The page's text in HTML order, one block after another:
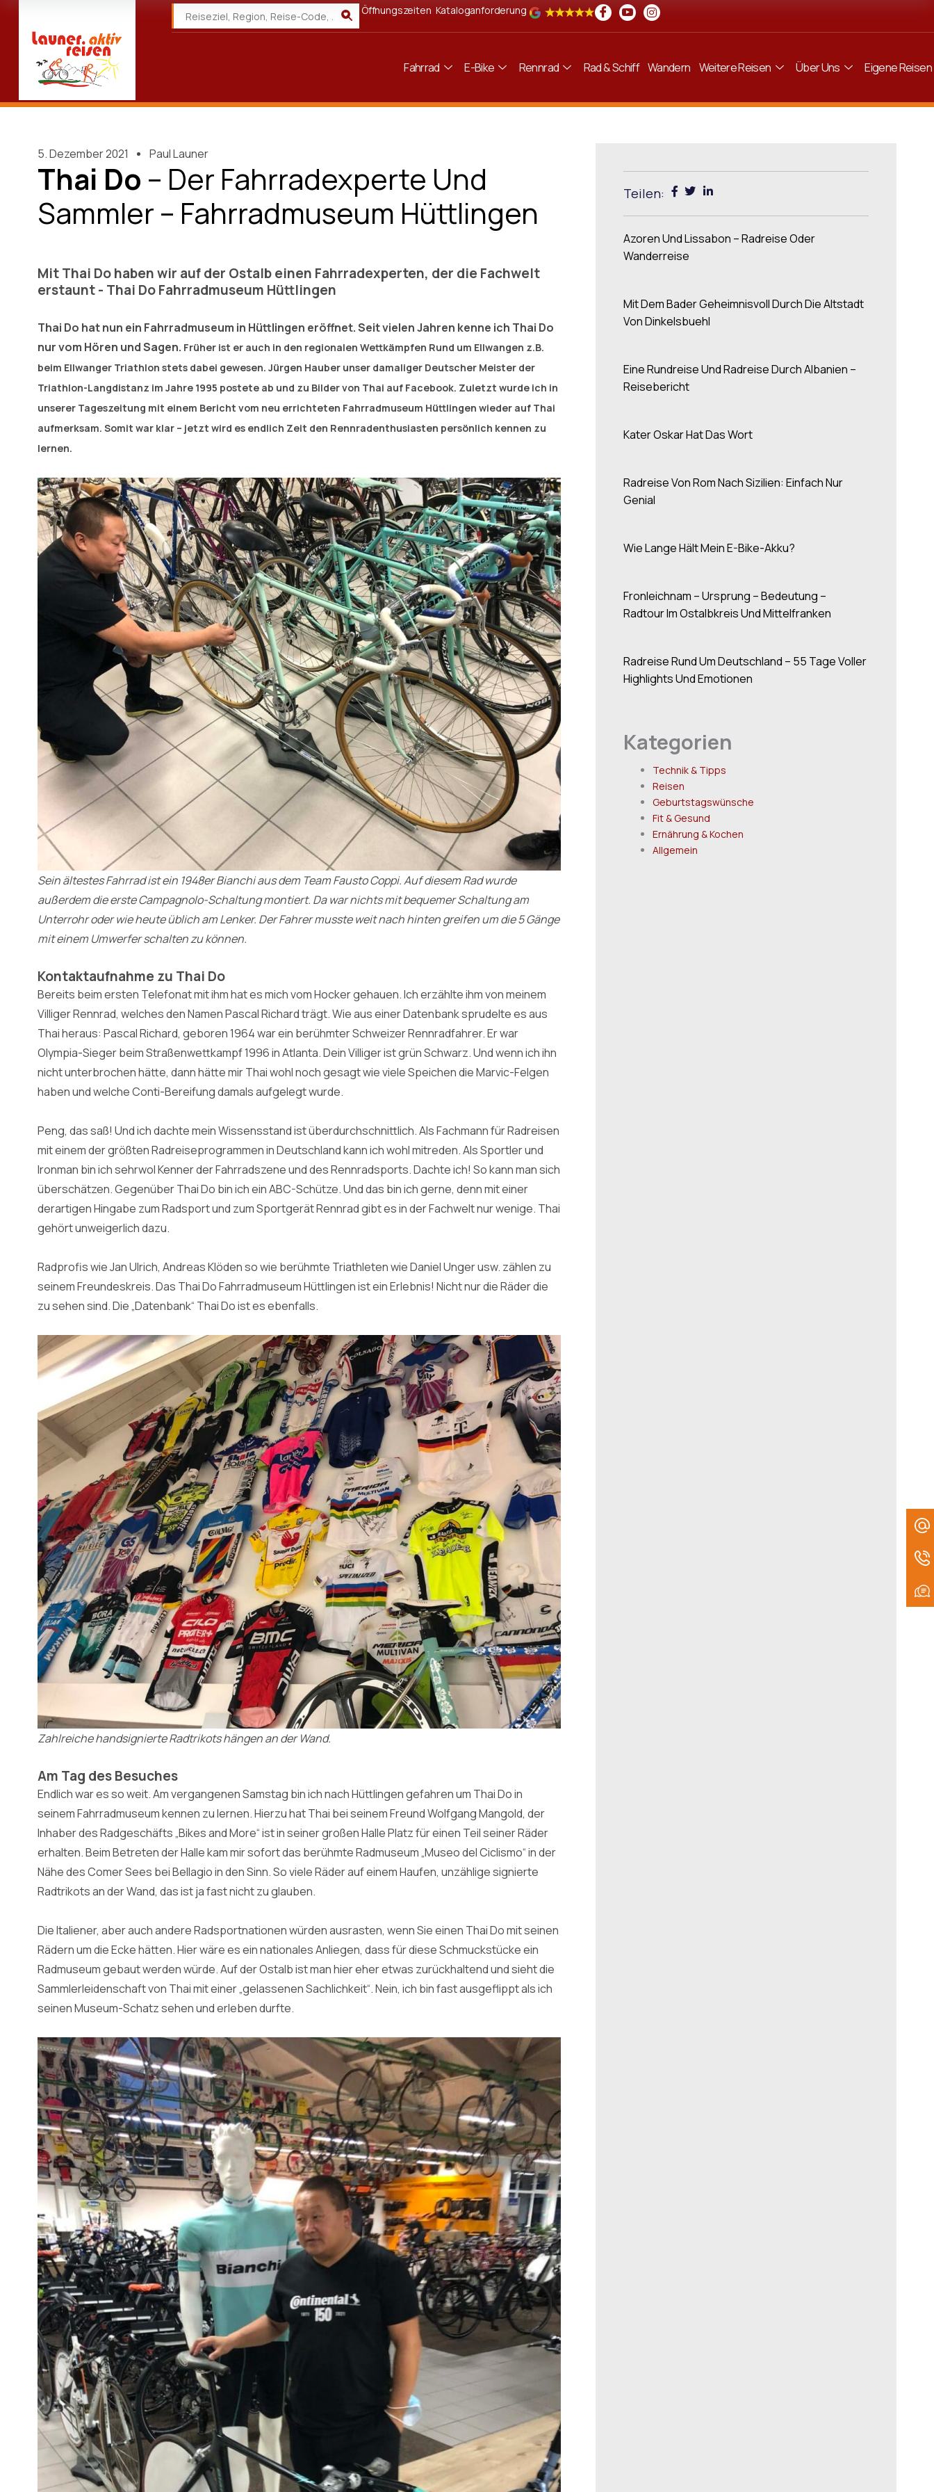
Öffnungszeiten Kataloganforderung
Fahrrad E-Bike Rennrad Rad & Schiff Wandern Weitere Reisen Über Uns Eigene Reisen
5. Dezember 2021 Paul Launer
Thai Do – Der Fahrradexperte Und
Sammler – Fahrradmuseum Hüttlingen
Mit Thai Do haben wir auf der Ostalb einen Fahrradexperten, der die Fachwelt
erstaunt - Thai Do Fahrradmuseum Hüttlingen
Thai Do hat nun ein Fahrradmuseum in Hüttlingen eröffnet.Seit vielen Jahren kenne ich Thai Do
nur vom Hören und Sagen. Früher ist er auch in den regionalen Wettkämpfen Rund um Ellwangen z.B.
beim Ellwanger Triathlon stets dabei gewesen. Jürgen Hauber unser damaliger Deutscher Meister der
Triathlon-Langdistanz im Jahre 1995 postete ab und zu Bilder von Thai auf Facebook. Zuletzt wurde ich in
unserer Tageszeitung mit einem Bericht vom neu errichteten Fahrradmuseum Hüttlingen wieder auf Thai
aufmerksam. Somit war klar – jetzt wird es endlich Zeit den Rennradenthusiasten persönlich kennen zu
lernen.
Sein ältestes Fahrrad ist ein 1948er Bianchi aus dem Team Fausto Coppi. Auf diesem Rad wurde
außerdem die erste Campagnolo-Schaltung montiert. Da war nichts mit bequemer Schaltung am
Unterrohr oder wie heute üblich am Lenker. Der Fahrer musste weit nach hinten greifen um die 5 Gänge
mit einem Umwerfer schalten zu können.
Kontaktaufnahme zu Thai Do
Bereits beim ersten Telefonat mit ihm hat es mich vom Hocker gehauen. Ich erzählte ihm von meinem
Villiger Rennrad, welches den Namen Pascal Richard trägt. Wie aus einer Datenbank sprudelte es aus
Thai heraus: Pascal Richard, geboren 1964 war ein berühmter Schweizer Rennradfahrer. Er war
Olympia-Sieger beim Straßenwettkampf 1996 in Atlanta. Dein Villiger ist grün Schwarz. Und wenn ich ihn
nicht unterbrochen hätte, dann hätte mir Thai wohl noch gesagt wie viele Speichen die Marvic-Felgen
haben und welche Conti-Bereifung damals aufgelegt wurde.
Peng, das saß! Und ich dachte mein Wissensstand ist überdurchschnittlich. Als Fachmann für Radreisen
mit einem der größten Radreiseprogrammen in Deutschland kann ich wohl mitreden. Als Sportler und
Ironman bin ich sehrwol Kenner der Fahrradszene und des Rennradsports. Dachte ich! So kann man sich
überschätzen. Gegenüber Thai Do bin ich ein ABC-Schütze. Und das bin ich gerne, denn mit einer
derartigen Hingabe zum Radsport und zum Sportgerät Rennrad gibt es in der Fachwelt nur wenige. Thai
gehört unweigerlich dazu.
Radprofis wie Jan Ulrich, Andreas Klöden so wie berühmte Triathleten wie Daniel Unger usw. zählen zu
seinem Freundeskreis. Das Thai Do Fahrradmuseum Hüttlingen ist ein Erlebnis! Nicht nur die Räder die
zu sehen sind. Die „Datenbank“ Thai Do ist es ebenfalls.
Zahlreiche handsignierte Radtrikots hängen an der Wand.
Am Tag des Besuches
Endlich war es so weit. Am vergangenen Samstag bin ich nach Hüttlingen gefahren um Thai Do in
seinem Fahrradmuseum kennen zu lernen. Hierzu hat Thai bei seinem Freund Wolfgang Mangold, der
Inhaber des Radgeschäfts „Bikes and More“ ist in seiner großen Halle Platz für einen Teil seiner Räder
erhalten. Beim Betreten der Halle kam mir sofort das berühmte Radmuseum „Museo del Ciclismo“ in der
Nähe des Comer Sees bei Bellagio in den Sinn. So viele Räder auf einem Haufen, unzählige signierte
Radtrikots an der Wand, das ist ja fast nicht zu glauben.
Die Italiener, aber auch andere Radsportnationen würden ausrasten, wenn Sie einen Thai Do mit seinen
Rädern um die Ecke hätten. Hier wäre es ein nationales Anliegen, dass für diese Schmuckstücke ein
Radmuseum gebaut werden würde. Auf der Ostalb ist man hier eher etwas zurückhaltend und sieht die
Sammlerleidenschaft von Thai mit einer „gelassenen Sachlichkeit“. Nein, ich bin fast ausgeflippt als ich
seinen Museum-Schatz sehen und erleben durfte.
Teilen:
Azoren Und Lissabon – Radreise Oder
Wanderreise
Mit Dem Bader Geheimnisvoll Durch Die Altstadt
Von Dinkelsbuehl
Eine Rundreise Und Radreise Durch Albanien –
Reisebericht
Kater Oskar Hat Das Wort
Radreise Von Rom Nach Sizilien: Einfach Nur
Genial
Wie Lange Hält Mein E-Bike-Akku?
Fronleichnam – Ursprung – Bedeutung –
Radtour Im Ostalbkreis Und Mittelfranken
Radreise Rund Um Deutschland – 55 Tage Voller
Highlights Und Emotionen
Kategorien
Technik & Tipps
Reisen
Geburtstagswünsche
Fit & Gesund
Ernährung & Kochen
Allgemein